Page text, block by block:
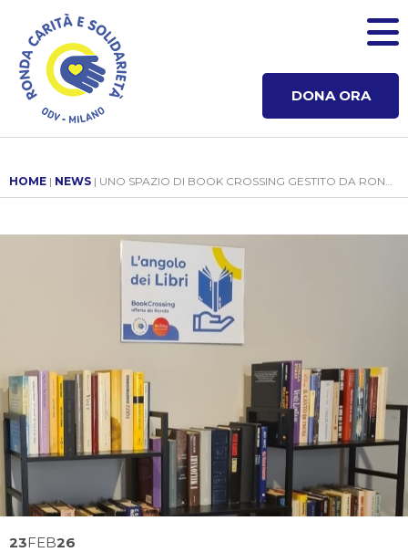
DONA ORA
HOME | NEWS | UNO SPAZIO DI BOOK CROSSING GESTITO DA RONDA, PRESSO LA SEDE DI AUBAY
23FEB26